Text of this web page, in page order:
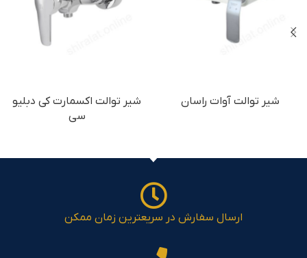
شیر توالت آوات راسان
شیر توالت اکسمارت کی دبلیو
سی
ارسال سفارش در سریعترین زمان ممکن